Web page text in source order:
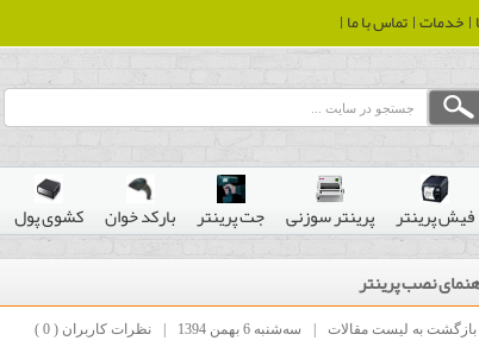
خدمات تماس با ما
فیش پرینتر پرینتر سوزنی جت پرینتر بارکد خوان کشوی پول
نصب پرینتر
بازگشت به لیست مقالات ﺳﻪشنبه 6 بهمن 1394 نظرات کاربران ( 0 )